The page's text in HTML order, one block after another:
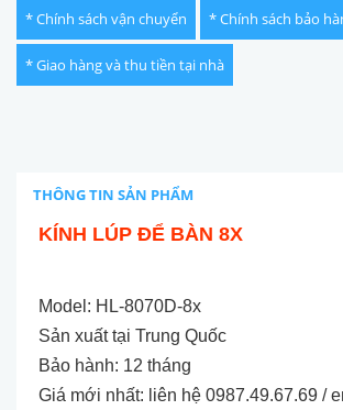
* Chính sách vận chuyển * Chính sách bảo
* Giao hàng và thu tiền tại nhà
THÔNG TIN SẢN PHẨM
KÍNH LÚP ĐỂ BÀN 8X
Model: HL-8070D-8x
Sản xuất tại Trung Quốc
Bảo hành: 12 tháng
Giá mới nhất: liên hệ 0987.49.67.69 /